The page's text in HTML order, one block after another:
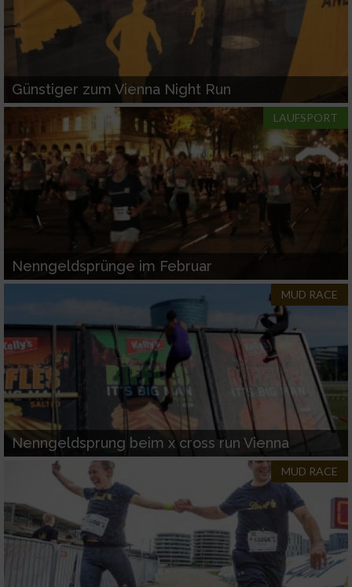
Günstiger zum Vienna Night Run
LAUFSPORT
Nenngeldsprünge im Februar
MUD RACE
Nenngeldsprung beim x cross run Vienna
MUD RACE